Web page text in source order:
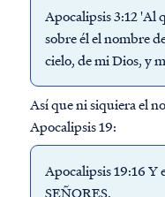
Apocalipsis 3:12 'Al
sobre él el nombre
cielo, de mi Dios, y
Así que ni siquiera el
Apocalipsis 19:
Apocalipsis 19:16 Y
SEÑORES.